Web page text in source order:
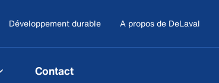
Développement durable A propos de DeLaval
Contact